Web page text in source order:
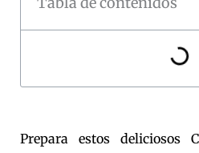
Prepara estos deliciosos